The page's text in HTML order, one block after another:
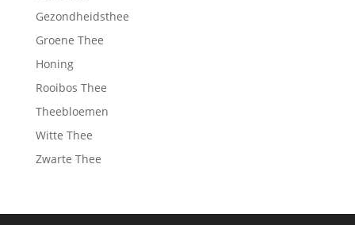
Gezondheidsthee
Groene Thee
Honing
Rooibos Thee
Theebloemen
Witte Thee
Zwarte Thee